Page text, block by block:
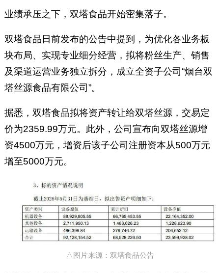
业绩承压之下，双塔食品开始密集落子。
双塔食品日前发布的公告中提到，为优化各业务板
块布局、实现专业细分经营，拟将粉丝生产、销售
及渠道运营业务独立拆分，成立全资子公司“烟台双
塔丝源食品有限公司”。
据悉，双塔食品拟将资产转让给双塔丝源，交易定
价为2359.99万元。此外，公司宣布向双塔丝源增
资4500万元，增资后该子公司注册资本从500万元
增至5000万元。
△图片来源：双塔食品公告